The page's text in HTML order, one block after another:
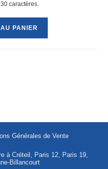
caractères.
PANIER
Générales de Vente
à Créteil, Paris 12, Paris 19,
Billancourt